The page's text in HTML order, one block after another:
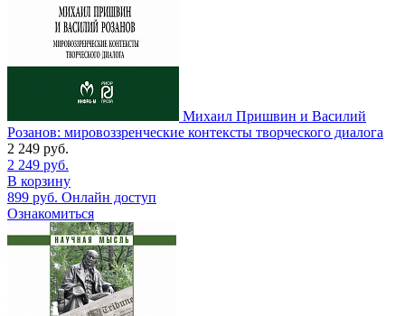
Михаил Пришвин и Василий
Розанов: мировоззренческие контексты творческого диалога
2 249 руб.
2 249 руб.
В корзину
899 руб. Онлайн доступ
Ознакомиться